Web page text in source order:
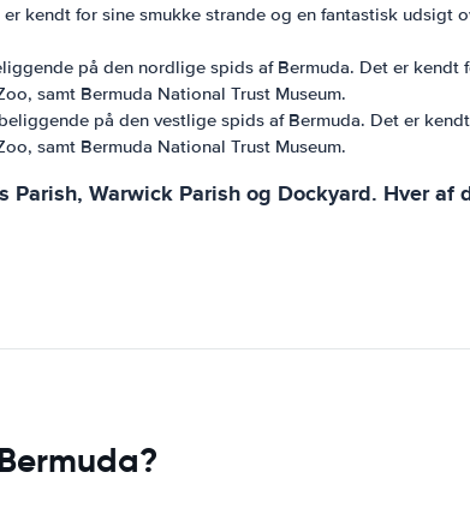
kendt for sine smukke strande og en fantastisk udsigt
på den nordlige spids af Bermuda. Det er
samt Bermuda National Trust Museum.
på den vestlige spids af Bermuda. Det er
samt Bermuda National Trust Museum.
Warwick Parish og Dockyard. Hver